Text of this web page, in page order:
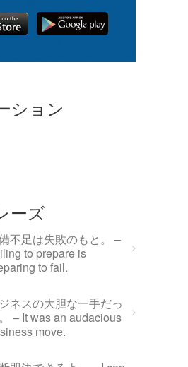
ション
ーズ
不足は失敗のもと。 –
to prepare is
to fail.
ネスの大胆な一手だっ
– It was an audacious
move.